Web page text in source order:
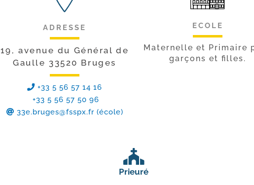
ADRESSE
19, avenue du Général de
Gaulle 33520 Bruges
+33 5 56 57 14 16
+33 5 56 57 50 96
33e.bruges@fsspx.fr(école)
ECOLE
Maternelle et Primaire
garçons et filles.
Prieuré